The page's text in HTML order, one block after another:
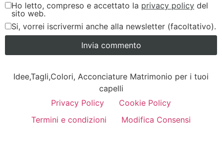
Ho letto, compreso e accettato la privacy policy del
sito web.
Si, vorrei iscrivermi anche alla newsletter (facoltativo).
Idee,Tagli,Colori, Acconciature Matrimonio per i tuoi
capelli
Privacy Policy
Cookie Policy
Termini e condizioni
Modifica Consensi